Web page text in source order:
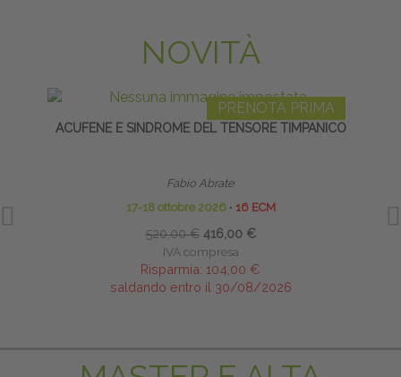
NOVITÀ
PRENOTA PRIMA
ACUFENE E SINDROME DEL TENSORE TIMPANICO
Fabio Abrate
17-18 ottobre 2026 ∙ 16 ECM
520,00 € 416,00 €
IVA compresa
Risparmia: 104,00 €
saldando entro il 30/08/2026